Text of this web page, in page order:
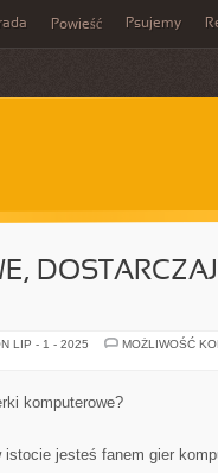
Powieść Psujemy
LIP - 1 - 2025
MOŻLIWOŚĆ
komputerowe?
jesteś fanem gier